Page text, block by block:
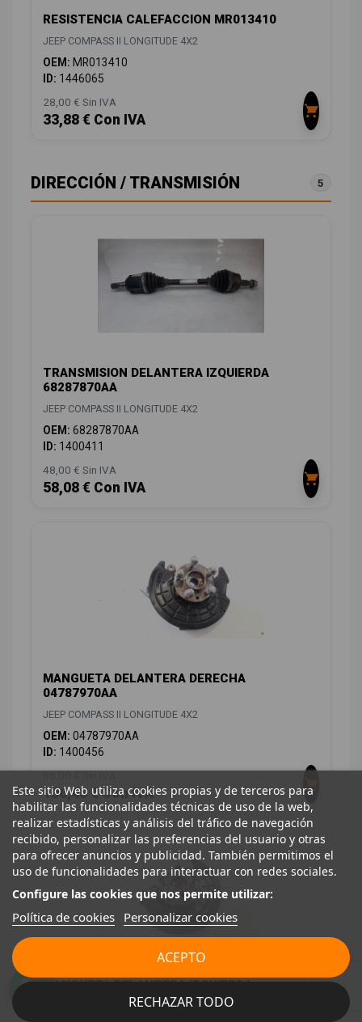
RESISTENCIA CALEFACCION MR013410
JEEP COMPASS II LONGITUDE 4X2
OEM: MR013410
ID: 1446065
28,00 € Sin IVA
33,88 € Con IVA
DIRECCIÓN / TRANSMISIÓN 5
TRANSMISION DELANTERA IZQUIERDA
68287870AA
JEEP COMPASS II LONGITUDE 4X2
OEM: 68287870AA
ID: 1400411
48,00 € Sin IVA
58,08 € Con IVA
MANGUETA DELANTERA DERECHA
04787970AA
JEEP COMPASS II LONGITUDE 4X2
OEM: 04787970AA
ID: 1400456
106,48 € Con IVA
MANGUETA DELANTERA IZQUIERDA
Este sitio Web utiliza cookies propias y de terceros para
habilitar las funcionalidades técnicas de uso de la web,
realizar estadísticas y análisis del tráfico de navegación
recibido, personalizar las preferencias del usuario y otras
para ofrecer anuncios y publicidad. También permitimos el
uso de funcionalidades para interactuar con redes sociales.
Configure las cookies que nos permite utilizar:
Política de cookies Personalizar cookies
RECHAZAR TODO
ACEPTO